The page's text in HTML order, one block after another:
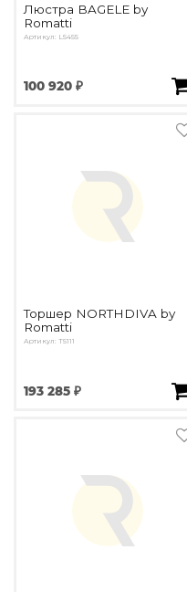
Люстра BAGELE by
Romatti
Артикул: L5455
100 920 ₽
Торшер NORTHDIVA by
Romatti
Артикул: T5111
193 285 ₽